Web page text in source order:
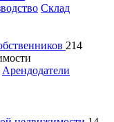
Склад
214
Арендодатели